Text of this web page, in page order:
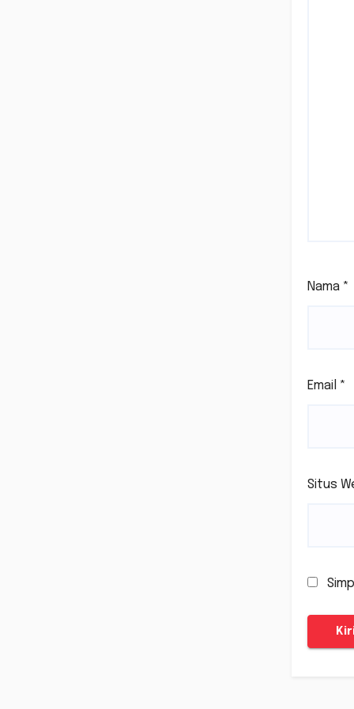
Nama *
Email *
Situs